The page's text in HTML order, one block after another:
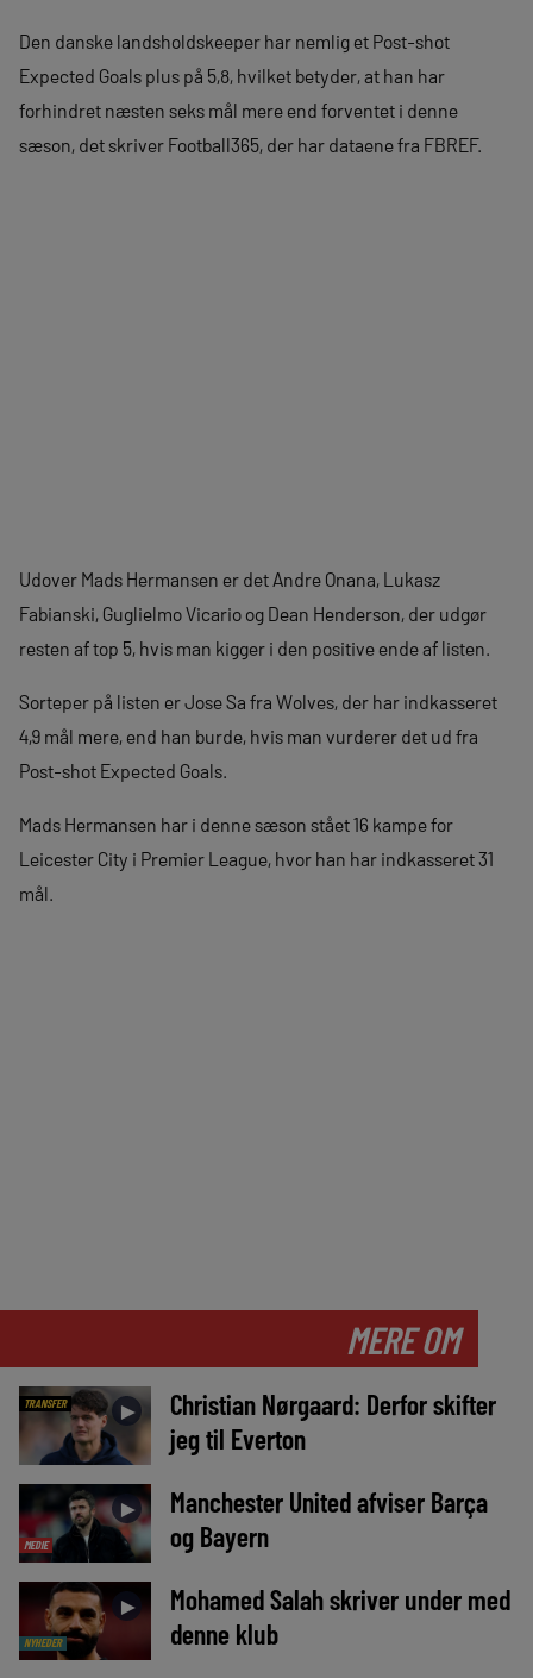
Den danske landsholdskeeper har nemlig et Post-shot
Expected Goals plus på 5,8, hvilket betyder, at han har
forhindret næsten seks mål mere end forventet i denne
sæson, det skriver Football365, der har dataene fra FBREF.
Udover Mads Hermansen er det Andre Onana, Lukasz
Fabianski, Guglielmo Vicario og Dean Henderson, der udgør
resten af top 5, hvis man kigger i den positive ende af listen.
Sorteper på listen er Jose Sa fra Wolves, der har indkasseret
4,9 mål mere, end han burde, hvis man vurderer det ud fra
Post-shot Expected Goals.
Mads Hermansen har i denne sæson stået 16 kampe for
Leicester City i Premier League, hvor han har indkasseret 31
mål.
MERE OM
TRANSFER ►
Christian Nørgaard: Derfor skifter
jeg til Everton
MEDIE
►
Manchester United afviser Barça
og Bayern
NYHEDER
►
Mohamed Salah skriver under med
denne klub